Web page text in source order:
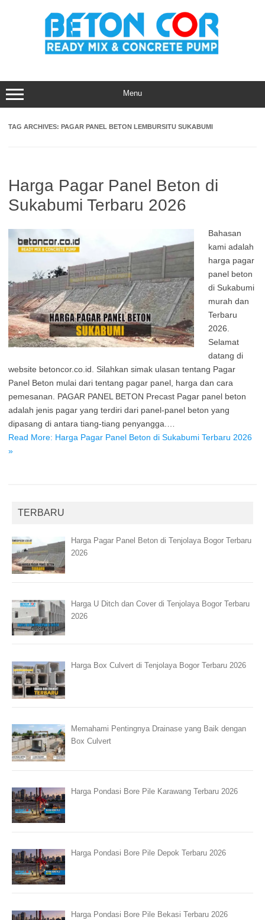
Menu
TAG ARCHIVES: PAGAR PANEL BETON LEMBURSITU SUKABUMI
Harga Pagar Panel Beton di
Sukabumi Terbaru 2026
Bahasan
kami adalah
harga pagar
panel beton
di Sukabumi
murah dan
Terbaru
2026.
Selamat
datang di
website betoncor.co.id. Silahkan simak ulasan tentang Pagar
Panel Beton mulai dari tentang pagar panel, harga dan cara
pemesanan. PAGAR PANEL BETON Precast Pagar panel beton
adalah jenis pagar yang terdiri dari panel-panel beton yang
dipasang di antara tiang-tiang penyangga.…
Read More: Harga Pagar Panel Beton di Sukabumi Terbaru 2026
»
TERBARU
Harga Pagar Panel Beton di Tenjolaya Bogor Terbaru
2026
Harga U Ditch dan Cover di Tenjolaya Bogor Terbaru
2026
Harga Box Culvert di Tenjolaya Bogor Terbaru 2026
Memahami Pentingnya Drainase yang Baik dengan
Box Culvert
Harga Pondasi Bore Pile Karawang Terbaru 2026
Harga Pondasi Bore Pile Depok Terbaru 2026
Harga Pondasi Bore Pile Bekasi Terbaru 2026